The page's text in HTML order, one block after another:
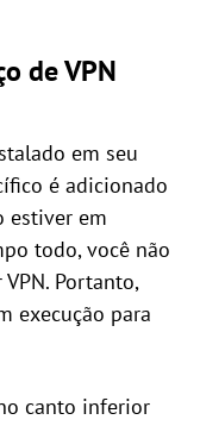
de VPN
em seu
é adicionado
estiver em
todo, você não
Portanto,
execução para
canto inferior